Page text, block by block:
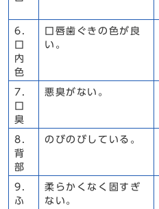
6.
口
内
色
口唇歯ぐきの色が良
い。
7.
口
臭
悪臭がない。
8.
背
部
のびのびしている。
9.
ふ
柔らかくなく固すぎ
ない。